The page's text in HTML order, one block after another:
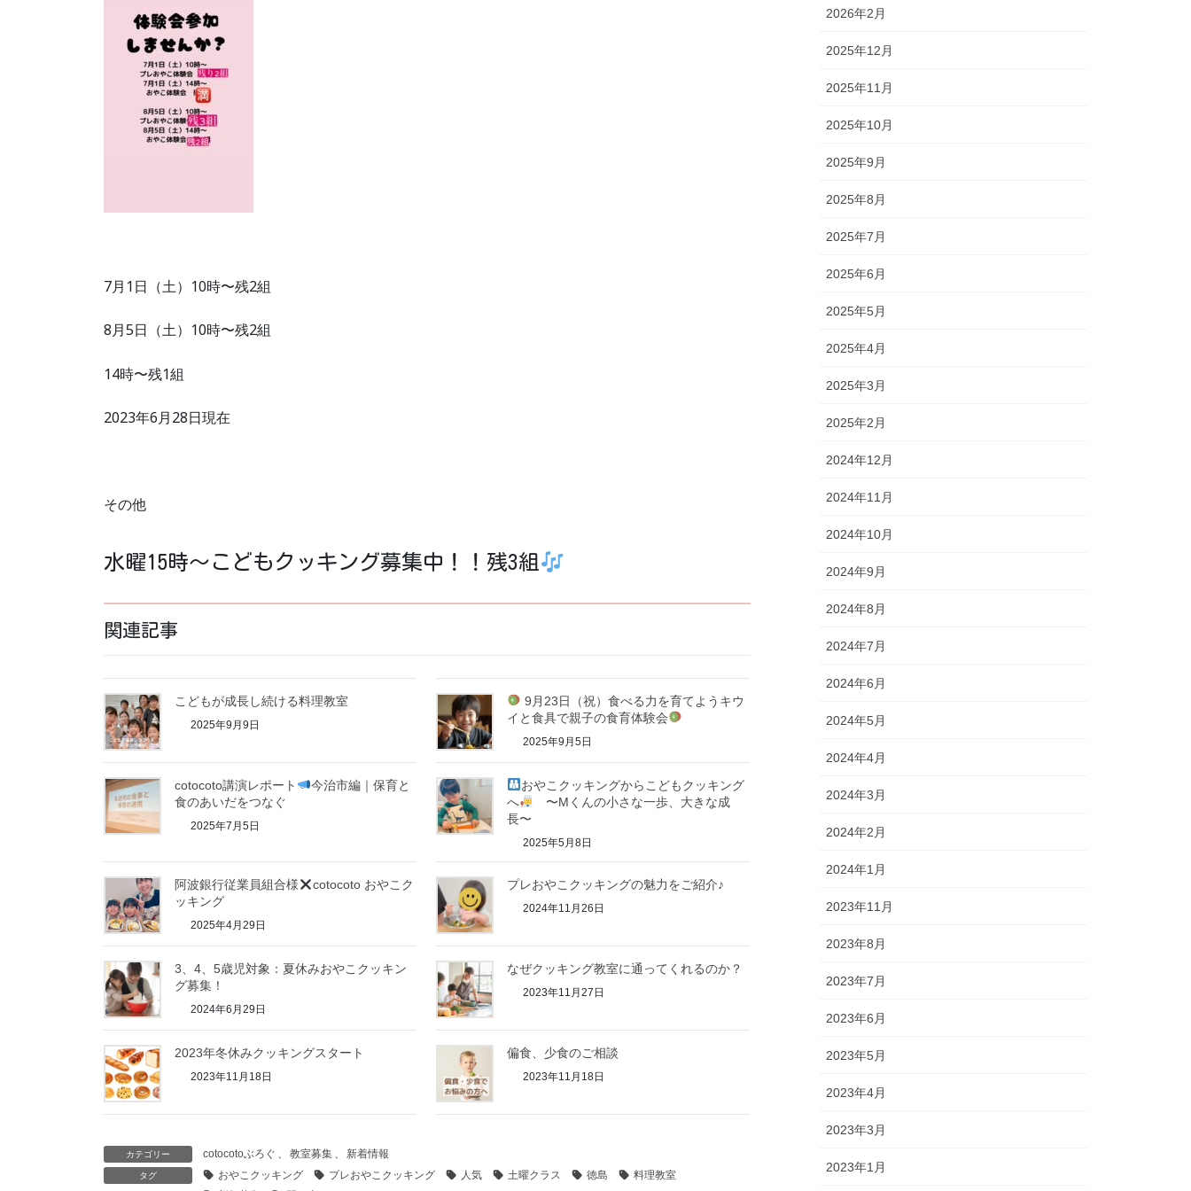
7月1日（土）10時〜残2組
8月5日（土）10時〜残2組
14時〜残1組
2023年6月28日現在
その他
水曜15時〜こどもクッキング募集中！！残3組
関連記事
こどもが成長し続ける料理教室
2025年9月9日
9月23日（祝）食べる力を育てようキウ
イと食具で親子の食育体験会
2025年9月5日
cotocoto講演レポート
今治市編｜保育と
食のあいだをつなぐ
2025年7月5日
おやこクッキングからこどもクッキング
へ
〜Mくんの小さな一歩、大きな成
長〜
2025年5月8日
阿波銀行従業員組合様
cotocoto おやこク
ッキング
2025年4月29日
プレおやこクッキングの魅力をご紹介♪
2024年11月26日
3、4、5歳児対象：夏休みおやこクッキン
グ募集！
2024年6月29日
なぜクッキング教室に通ってくれるのか？
2023年11月27日
2023年冬休みクッキングスタート
2023年11月18日
偏食、少食のご相談
2023年11月18日
カテゴリー cotocotoぶろぐ 、 教室募集 、 新着情報
タグ おやこクッキング プレおやこクッキング 人気 土曜クラス 徳島
料理教室
2026年2月
2025年12月
2025年11月
2025年10月
2025年9月
2025年8月
2025年7月
2025年6月
2025年5月
2025年4月
2025年3月
2025年2月
2024年12月
2024年11月
2024年10月
2024年9月
2024年8月
2024年7月
2024年6月
2024年5月
2024年4月
2024年3月
2024年2月
2024年1月
2023年11月
2023年8月
2023年7月
2023年6月
2023年5月
2023年4月
2023年3月
2023年1月